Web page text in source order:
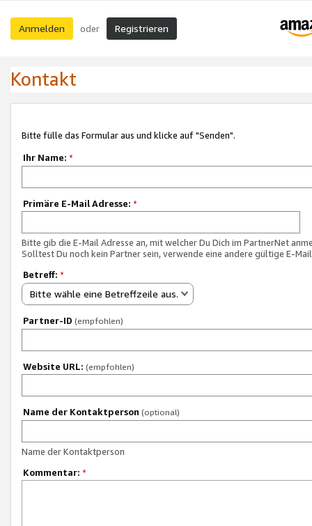
Anmelden oder Registrieren
Kontakt
Bitte fülle das Formular aus und klicke auf "Senden".
Ihr Name: *
Primäre E-Mail Adresse: *
Bitte gib die E-Mail Adresse an, mit welcher Du Dich im PartnerNet
Solltest Du noch kein Partner sein, verwende eine andere gültige E-
Betreff: *
Bitte wähle eine Betreffzeile aus.
Partner-ID (empfohlen)
Website URL: (empfohlen)
Name der Kontaktperson (optional)
Name der Kontaktperson
Kommentar: *